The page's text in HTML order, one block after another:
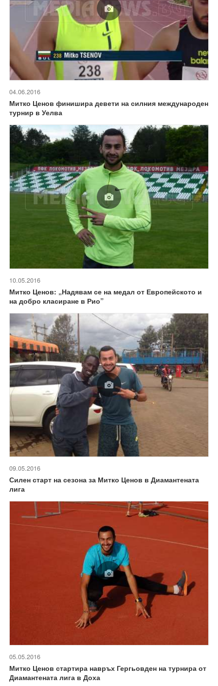
04.06.2016
Митко Ценов финишира девети на силния международен
турнир в Уелва
10.05.2016
Митко Ценов: „Надявам се на медал от Европейското и
на добро класиране в Рио”
09.05.2016
Силен старт на сезона за Митко Ценов в Диамантената
лига
05.05.2016
Митко Ценов стартира навръх Гергьовден на турнира от
Диамантената лига в Доха